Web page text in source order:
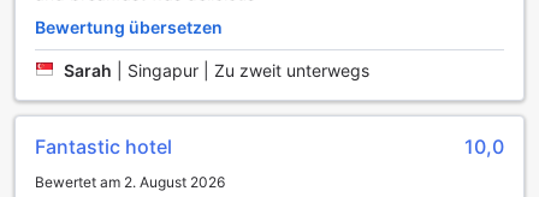
erstklassiger Zimmerservice zur Verfügung, der es Ihnen
ermöglicht, köstliche Speisen und Getränke direkt in Ihre
Unterkunft zu bestellen – perfekt für entspannte Abende
nach einem langen Tag.
Das Hotel bietet zudem kostenloses WLAN in allen
Zimmern sowie in den öffentlichen Bereichen, sodass Sie
jederzeit mit Ihren Lieben in Kontakt bleiben oder
Bewertung übersetzen
Sarah Singapur | Zu zweit unterwegs
Fantastic hotel 10,0
Bewertet am 2. August 2026